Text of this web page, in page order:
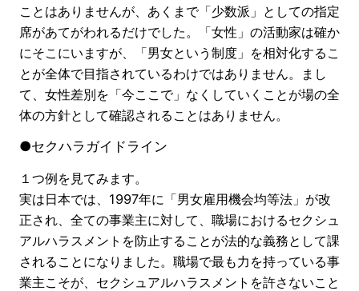
ことはありませんが、あくまで「少数派」としての指定
席があてがわれるだけでした。「女性」の活動家は確か
にそこにいますが、「男女という制度」を相対化するこ
とが全体で目指されているわけではありません。まし
て、女性差別を「今ここで」なくしていくことが場の全
体の方針として確認されることはありません。
●セクハラガイドライン
１つ例を見てみます。
実は日本では、1997年に「男女雇用機会均等法」が改
正され、全ての事業主に対して、職場におけるセクシュ
アルハラスメントを防止することが法的な義務として課
されることになりました。職場で最も力を持っている事
業主こそが、セクシュアルハラスメントを許さないこと